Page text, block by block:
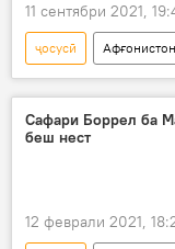
11 сентябри 2021,
ҷосусӣ Афғонистон
боздошт
Сафари Боррел ба
беш нест
12 феврали 2021,